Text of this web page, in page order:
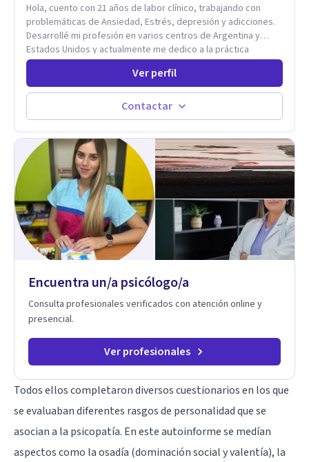
fortaleciendo la comunicación entre ustedes. Acompaño a
niños y adolescentes que están lidiando con la ansiedad, la
timidez, la rebeldía o dificultades escolares, así como a
padres que buscan orientación y pautas claras para educar
sin perder la paciencia ni el control. Si estás listo para dar el
primer paso hacia una convivencia familiar más armoniosa,
agenda tu sesión y empecemos a trabajar juntos.
Hola, cuento con 21 años de labor clínico, trabajando con
problemáticas de Ansiedad, Estrés, depresión y adicciones.
Desarrollé mi profesión en varios centros de Argentina y
Estados Unidos y actualmente me dedico a la práctica
privada. Utilizo terapias cognitivas conductuales basadas en
evidencia científica con comprobados resultados. Los
objetivos terapéuticos están centrados en brindar
herramientas concretas para el cambio, que permitan
desarrollar nuevas habilidades y estrategias basadas en la
Ver perfil
Contactar
Encuentra un/a psicólogo/a
Consulta profesionales verificados con atención online y
presencial.
Ver profesionales
Todos ellos completaron diversos cuestionarios en los que
se evaluaban diferentes rasgos de personalidad que se
asocian a la psicopatía. En este autoinforme se medían
aspectos como la osadía (dominación social y valentía), la